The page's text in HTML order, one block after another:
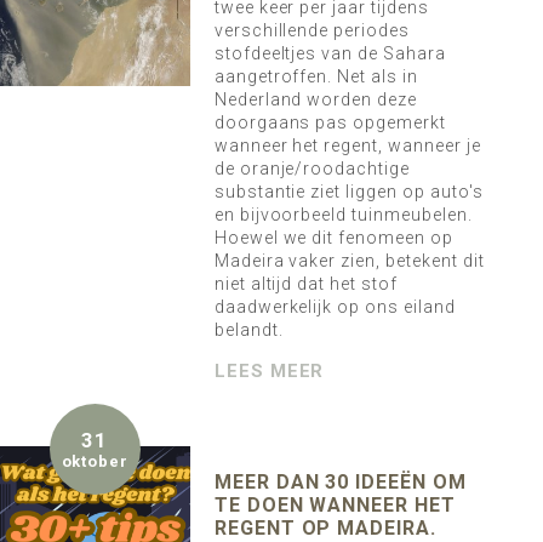
twee keer per jaar tijdens
verschillende periodes
stofdeeltjes van de Sahara
aangetroffen. Net als in
Nederland worden deze
doorgaans pas opgemerkt
wanneer het regent, wanneer je
de oranje/roodachtige
substantie ziet liggen op auto's
en bijvoorbeeld tuinmeubelen.
Hoewel we dit fenomeen op
Madeira vaker zien, betekent dit
niet altijd dat het stof
daadwerkelijk op ons eiland
belandt.
LEES MEER
31
oktober
MEER DAN 30 IDEEËN OM
TE DOEN WANNEER HET
REGENT OP MADEIRA.